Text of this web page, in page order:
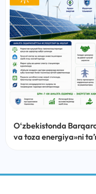
Oʻzbekistonda
va toza energiya»ni